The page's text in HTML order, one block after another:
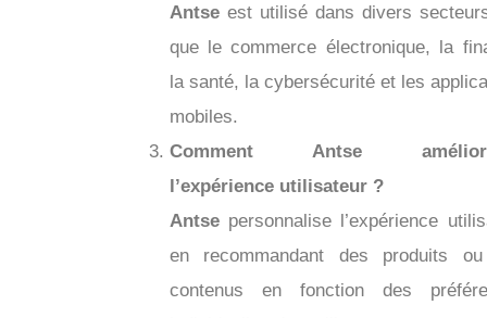
Antseest utilisé dans divers
que le commerce électronique, la
la santé, la cybersécurité et les
mobiles.
Comment Antse
l’expérience utilisateur ?
Antsepersonnalise l’expérience
en recommandant des produits
contenus en fonction des